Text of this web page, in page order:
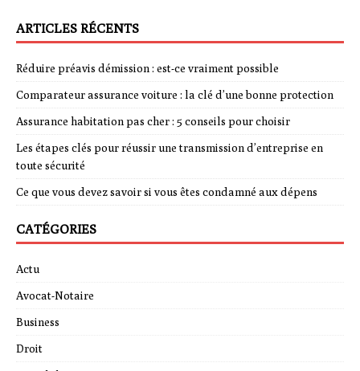
ARTICLES RÉCENTS
Réduire préavis démission : est-ce vraiment possible
Comparateur assurance voiture : la clé d’une bonne protection
Assurance habitation pas cher : 5 conseils pour choisir
Les étapes clés pour réussir une transmission d’entreprise en
toute sécurité
Ce que vous devez savoir si vous êtes condamné aux dépens
CATÉGORIES
Actu
Avocat-Notaire
Business
Droit